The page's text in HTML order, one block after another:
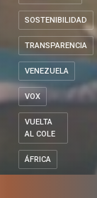
SOSTENIBILIDAD
TRANSPARENCIA
VENEZUELA
VOX
VUELTA
AL COLE
ÁFRICA